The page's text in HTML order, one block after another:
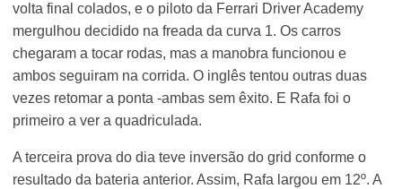
volta final colados, e o piloto da Ferrari Driver Academy
mergulhou decidido na freada da curva 1. Os carros
chegaram a tocar rodas, mas a manobra funcionou e
ambos seguiram na corrida. O inglês tentou outras duas
vezes retomar a ponta -ambas sem êxito. E Rafa foi o
primeiro a ver a quadriculada.
A terceira prova do dia teve inversão do grid conforme o
resultado da bateria anterior. Assim, Rafa largou em 12º. A